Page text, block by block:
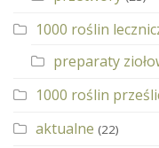
1000 roślin
preparaty
1000 roślin
aktualne (22)